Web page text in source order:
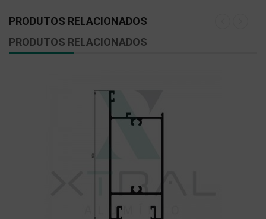
PRODUTOS RELACIONADOS
PRODUTOS RELACIONADOS